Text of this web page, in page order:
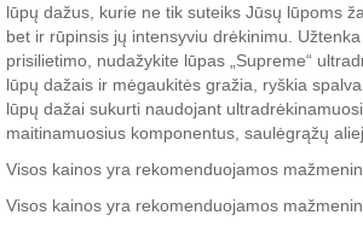
lūpų dažus, kurie ne tik suteiks Jūsų lūpoms
bet ir rūpinsis jų intensyviu drėkinimu.
prisilietimo, nudažykite lūpas „Supreme“
lūpų dažais ir mėgaukitės gražia, ryškia
lūpų dažai sukurti naudojant
maitinamuosius komponentus, saulėgrąžų
Visos kainos yra rekomenduojamos
Visos kainos yra rekomenduojamos